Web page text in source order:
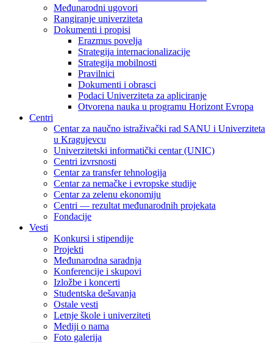
Međunarodni ugovori
Rangiranje univerziteta
Dokumenti i propisi
Erazmus povelja
Strategija internacionalizacije
Strategija mobilnosti
Pravilnici
Dokumenti i obrasci
Podaci Univerziteta za apliciranje
Otvorena nauka u programu Horizont Evropa
Centri
Centar za naučno istraživački rad SANU i Univerziteta
u Kragujevcu
Univerzitetski informatički centar (UNIC)
Centri izvrsnosti
Centar za transfer tehnologija
Centar za nemačke i evropske studije
Centar za zelenu ekonomiju
Centri — rezultat međunarodnih projekata
Fondacije
Vesti
Konkursi i stipendije
Projekti
Međunarodna saradnja
Konferencije i skupovi
Izložbe i koncerti
Studentska dešavanja
Ostale vesti
Letnje škole i univerziteti
Mediji o nama
Foto galerija